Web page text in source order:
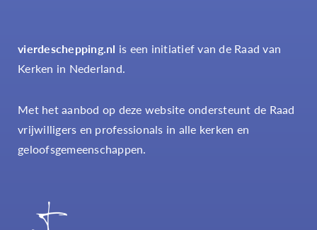
vierdeschepping.nl is een initiatief van de Raad van
Kerken in Nederland.
Met het aanbod op deze website ondersteunt de Raad
vrijwilligers en professionals in alle kerken en
geloofsgemeenschappen.